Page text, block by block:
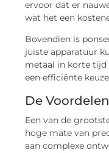
ervoor dat er
wat het een
Bovendien is
juiste apparatuur
metaal in korte tijd
een efficiënte
De
Een van de
hoge mate van
aan complexe